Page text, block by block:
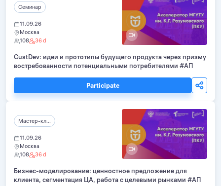
Семинар
11.09.26
Москва
108
36 d
CustDev: идеи и прототипы будущего продукта через призму
востребованности потенциальными потребителями #АП
Participate
Мастер-кл...
11.09.26
Москва
108
36 d
Бизнес-моделирование: ценностное предложение для
клиента, сегментация ЦА, работа с целевыми рынками #АП